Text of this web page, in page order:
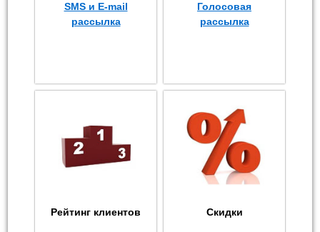
SMS и E-mail
рассылка
Голосовая
рассылка
Рейтинг клиентов Скидки